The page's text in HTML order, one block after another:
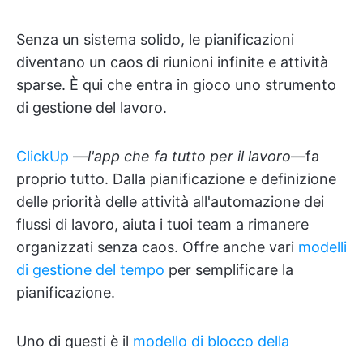
Senza un sistema solido, le pianificazioni
diventano un caos di riunioni infinite e attività
sparse. È qui che entra in gioco uno strumento
di gestione del lavoro.
ClickUp —l'app che fa tutto per il lavoro—fa
proprio tutto. Dalla pianificazione e definizione
delle priorità delle attività all'automazione dei
flussi di lavoro, aiuta i tuoi team a rimanere
organizzati senza caos. Offre anche vari modelli
di gestione del tempo per semplificare la
pianificazione.
Uno di questi è il modello di blocco della